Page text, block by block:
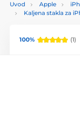
Uvod Apple
Kaljena stakla za
100% (1)